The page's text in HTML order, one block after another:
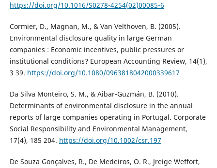
https://doi.org/10.1016/S0278-4254(02)00085-6
Cormier, D., Magnan, M., & Van Velthoven, B. (2005).
Environmental disclosure quality in large German
companies : Economic incentives, public pressures or
institutional conditions? European Accounting Review, 14(1),
3 39. https://doi.org/10.1080/0963818042000339617
Da Silva Monteiro, S. M., & Aibar‐Guzmán, B. (2010).
Determinants of environmental disclosure in the annual
reports of large companies operating in Portugal. Corporate
Social Responsibility and Environmental Management,
17(4), 185 204. https://doi.org/10.1002/csr.197
De Souza Gonçalves, R., De Medeiros, O. R., Jreige Weffort,